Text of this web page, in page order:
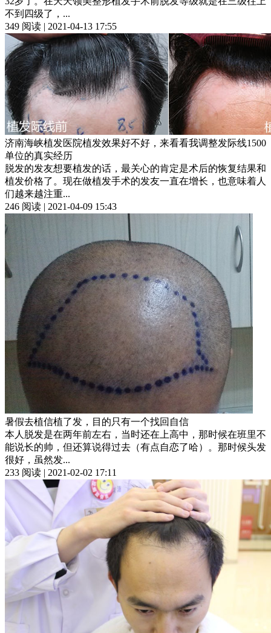
不到四级了，...
349 阅读 | 2021-04-13 17:55
济南海峡植发医院植发效果好不好，来看看我调整发际线1500
单位的真实经历
脱发的发友想要植发的话，最关心的肯定是术后的恢复结果和
植发价格了。现在做植发手术的发友一直在增长，也意味着人
们越来越注重...
246 阅读 | 2021-04-09 15:43
暑假去植信植了发，目的只有一个找回自信
本人脱发是在两年前左右，当时还在上高中，那时候在班里不
能说长的帅，但还算说得过去（有点自恋了哈）。那时候头发
很好，虽然发...
233 阅读 | 2021-02-02 17:11